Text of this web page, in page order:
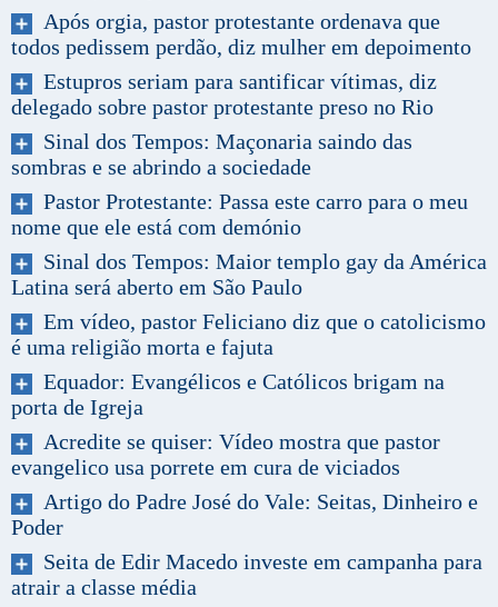
Após orgia, pastor protestante ordenava que
todos pedissem perdão, diz mulher em depoimento
Estupros seriam para santificar vítimas, diz
delegado sobre pastor protestante preso no Rio
Sinal dos Tempos: Maçonaria saindo das
sombras e se abrindo a sociedade
Pastor Protestante: Passa este carro para o meu
nome que ele está com demónio
Sinal dos Tempos: Maior templo gay da América
Latina será aberto em São Paulo
Em vídeo, pastor Feliciano diz que o catolicismo
é uma religião morta e fajuta
Equador: Evangélicos e Católicos brigam na
porta de Igreja
Acredite se quiser: Vídeo mostra que pastor
evangelico usa porrete em cura de viciados
Artigo do Padre José do Vale: Seitas, Dinheiro e
Poder
Seita de Edir Macedo investe em campanha para
atrair a classe média